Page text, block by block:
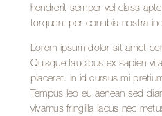
hendrerit semper vel class
torquent per conubia nostra
Lorem ipsum dolor sit amet
Quisque faucibus ex sapien
placerat. In id cursus mi
Tempus leo eu aenean sed
vivamus fringilla lacus nec